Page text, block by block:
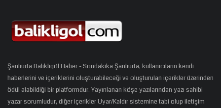
Şanlıurfa Balıklıgöl Haber - Sondakika Şanlıurfa, kullanıcıların kendi
haberlerini ve içeriklerini oluşturabileceği ve oluşturulan içerikler üzerinden
ödül alabildiği bir platformdur. Yayınlanan köşe yazılarından yazı sahibi
yazar sorumludur, diğer içerikler Uyar/Kaldır sistemine tabi olup iletişim